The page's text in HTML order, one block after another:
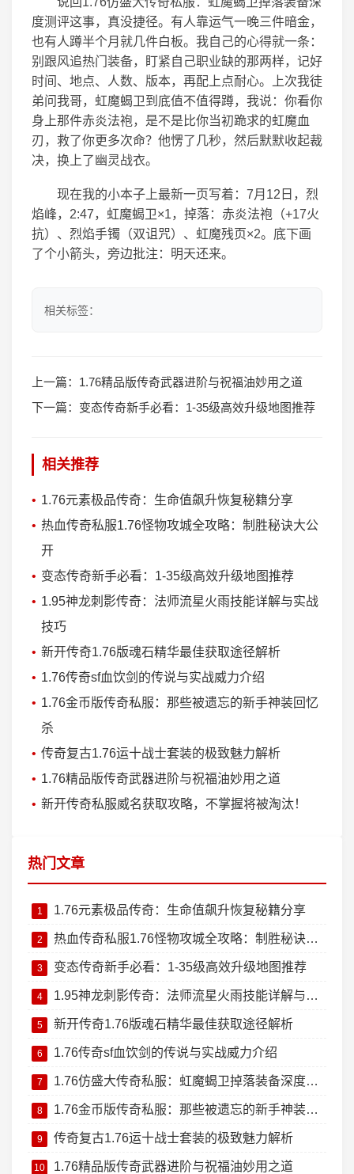
度测评这事，真没捷径。有人靠运气一晚三件暗金，
也有人蹲半个月就几件白板。我自己的心得就一条：
别跟风追热门装备，盯紧自己职业缺的那两样，记好
时间、地点、人数、版本，再配上点耐心。上次我徒
弟问我哥，虹魔蝎卫到底值不值得蹲，我说：你看你
身上那件赤炎法袍，是不是比你当初跪求的虹魔血
刃，救了你更多次命？他愣了几秒，然后默默收起裁
决，换上了幽灵战衣。
现在我的小本子上最新一页写着：7月12日，烈
焰峰，2:47，虹魔蝎卫×1，掉落：赤炎法袍（+17火
抗）、烈焰手镯（双诅咒）、虹魔残页×2。底下画
了个小箭头，旁边批注：明天还来。
相关标签：
上一篇： 1.76精品版传奇武器进阶与祝福油妙用之道
下一篇： 变态传奇新手必看：1-35级高效升级地图推荐
相关推荐
1.76元素极品传奇：生命值飙升恢复秘籍分享
热血传奇私服1.76怪物攻城全攻略：制胜秘诀大公
开
变态传奇新手必看：1-35级高效升级地图推荐
1.95神龙刺影传奇：法师流星火雨技能详解与实战
技巧
新开传奇1.76版魂石精华最佳获取途径解析
1.76传奇sf血饮剑的传说与实战威力介绍
1.76金币版传奇私服：那些被遗忘的新手神装回忆
杀
传奇复古1.76运十战士套装的极致魅力解析
1.76精品版传奇武器进阶与祝福油妙用之道
新开传奇私服威名获取攻略，不掌握将被淘汰！
热门文章
1 1.76元素极品传奇：生命值飙升恢复秘籍分享
2 热血传奇私服1.76怪物攻城全攻略：制胜秘诀大公开
3 变态传奇新手必看：1-35级高效升级地图推荐
4 1.95神龙刺影传奇：法师流星火雨技能详解与实战技巧
5 新开传奇1.76版魂石精华最佳获取途径解析
6 1.76传奇sf血饮剑的传说与实战威力介绍
7 1.76仿盛大传奇私服：虹魔蝎卫掉落装备深度测评
8 1.76金币版传奇私服：那些被遗忘的新手神装回忆杀
9 传奇复古1.76运十战士套装的极致魅力解析
10 1.76精品版传奇武器进阶与祝福油妙用之道